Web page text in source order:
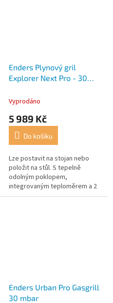
Enders Plynový gril
Explorer Next Pro - 30
Vyprodáno
5 989 Kč
Do košíku
Lze postavit na stojan nebo
položit na stůl. S tepelně
odolným poklopem,
integrovaným teploměrem a 2
hořáky je možné přímé i
Enders Urban Pro Gasgrill
30 mbar